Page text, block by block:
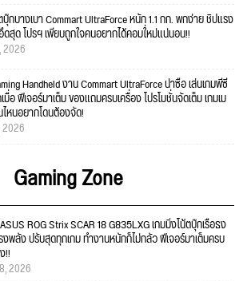
บุ๊กบางเบา Commart UltraForce หนัก 1.1 กก. พกง่าย ชิปแรง
สุด โปรฯ เพียบถูกใจคนอยากได้คอมใ่หม่แน่นอน!!
2026
Handheld งาน Commart UltraForce น่าซื้อ เล่นเกมพีซี
มื่อ ฟีเจอร์มาเต็ม ของแถมครบเครื่อง โปรโมชั่นจัดเต็ม เกมเม
หนอยากโดนต้องจัด!
2026
Gaming Zone
ROG Strix SCAR 18 G835LXG เกมมิ่งโน้ตบุ๊กเรือธง
พลัง ปรับสุดทุกเกม ทำงานหนักก็ไม่กลัว ฟีเจอร์มาเต็มครบ
!!
2026